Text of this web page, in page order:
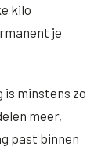
kilo
je
minstens zo
meer,
past binnen